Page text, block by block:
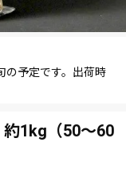
の予定です。出荷時
1kg（50～60